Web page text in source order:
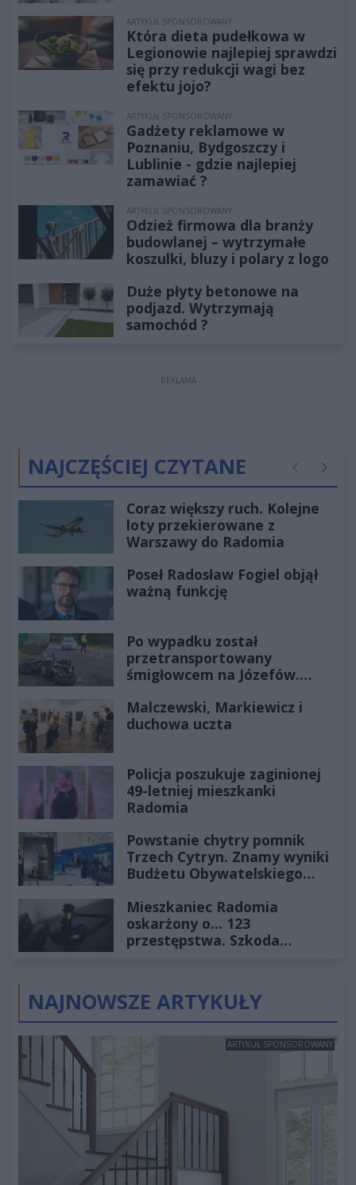
ARTYKUŁ SPONSOROWANY
Która dieta pudełkowa w
Legionowie najlepiej sprawdzi
się przy redukcji wagi bez
efektu jojo?
ARTYKUŁ SPONSOROWANY
Gadżety reklamowe w
Poznaniu, Bydgoszczy i
Lublinie - gdzie najlepiej
zamawiać ?
ARTYKUŁ SPONSOROWANY
Odzież firmowa dla branży
budowlanej – wytrzymałe
koszulki, bluzy i polary z logo
Duże płyty betonowe na
podjazd. Wytrzymają
samochód ?
REKLAMA
NAJCZĘŚCIEJ CZYTANE Poprzednie
Coraz większy ruch. Kolejne
loty przekierowane z
Warszawy do Radomia
Poseł Radosław Fogiel objął
ważną funkcję
Po wypadku został
przetransportowany
śmigłowcem na Józefów.
Malczewski, Markiewicz i
duchowa uczta
Policja poszukuje zaginionej
49-letniej mieszkanki
Radomia
Powstanie chytry pomnik
Trzech Cytryn. Znamy wyniki
Budżetu Obywatelskiego
Mieszkaniec Radomia
oskarżony o... 123
przestępstwa. Szkoda
NAJNOWSZE ARTYKUŁY
ARTYKUŁ SPONSOROWANY